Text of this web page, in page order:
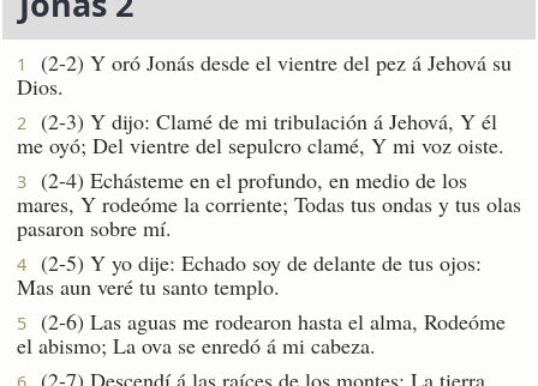
1
(2-2) Y oró Jonás desde el vientre del pez á Jehová su
Dios.
2
(2-3) Y dijo: Clamé de mi tribulación á Jehová, Y él
me oyó; Del vientre del sepulcro clamé, Y mi voz oiste.
3
(2-4) Echásteme en el profundo, en medio de los
mares, Y rodeóme la corriente; Todas tus ondas y tus olas
pasaron sobre mí.
4
(2-5) Y yo dije: Echado soy de delante de tus ojos:
Mas aun veré tu santo templo.
5
(2-6) Las aguas me rodearon hasta el alma, Rodeóme
el abismo; La ova se enredó á mi cabeza.
(2-7) Descendí á las raíces de los montes; La tierra